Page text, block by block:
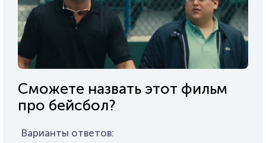
Сможете назвать этот фильм
про бейсбол?
Варианты ответов: